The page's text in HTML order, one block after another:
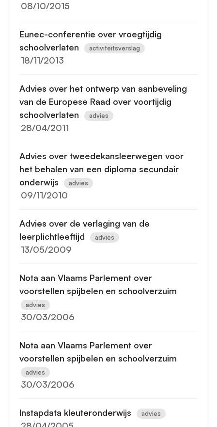
08/10/2015
Eunec-conferentie over vroegtijdig
schoolverlaten
activiteitsverslag
18/11/2013
Advies over het ontwerp van aanbeveling
van de Europese Raad over voortijdig
schoolverlaten
advies
28/04/2011
Advies over tweedekansleerwegen voor
het behalen van een diploma secundair
onderwijs
advies
09/11/2010
Advies over de verlaging van de
leerplichtleeftijd
advies
13/05/2009
Nota aan Vlaams Parlement over
voorstellen spijbelen en schoolverzuim
advies
30/03/2006
Nota aan Vlaams Parlement over
voorstellen spijbelen en schoolverzuim
advies
30/03/2006
Instapdata kleuteronderwijs advies